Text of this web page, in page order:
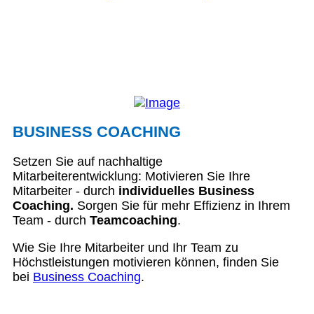
BUSINESS COACHING
Setzen Sie auf nachhaltige
Mitarbeiterentwicklung: Motivieren Sie Ihre
Mitarbeiter - durch individuelles Business
Coaching. Sorgen Sie für mehr Effizienz in Ihrem
Team - durch Teamcoaching.
Wie Sie Ihre Mitarbeiter und Ihr Team zu
Höchstleistungen motivieren können, finden Sie
bei Business Coaching.